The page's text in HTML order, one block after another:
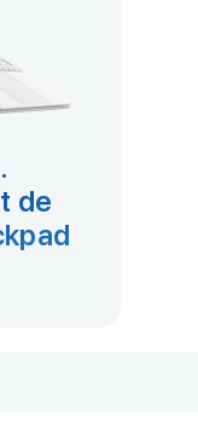
de
mentions